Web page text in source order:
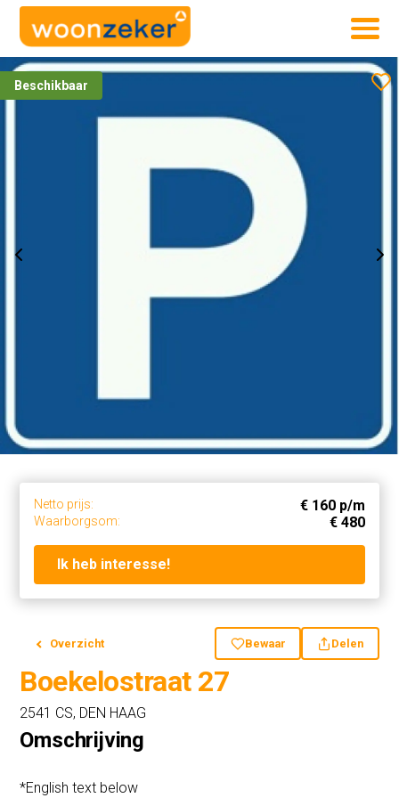
Beschikbaar
Netto prijs: € 160 p/m
Waarborgsom: € 480
Ik heb interesse!
Overzicht Bewaar Delen
Boekelostraat 27
2541 CS, DEN HAAG
Omschrijving
*English text below